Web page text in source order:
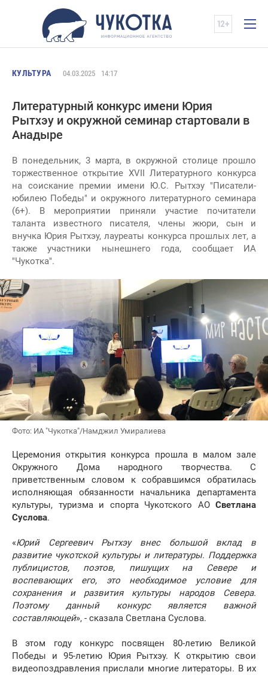
КУЛЬТУРА 04.03.2025 14:17
Литературный конкурс имени Юрия
Рытхэу и окружной семинар стартовали в
Анадыре
В понедельник, 3 марта, в окружной столице прошло
торжественное открытие XVII Литературного конкурса
на соискание премии имени Ю.С. Рытхэу "Писатели-
юбилею Победы" и окружного литературного семинара
(6+). В мероприятии приняли участие почитатели
таланта известного писателя, члены жюри, сын и
внучка Юрия Рытхэу, лауреаты конкурса прошлых лет, а
также участники нынешнего года, сообщает ИА
"Чукотка".
Фото: ИА "Чукотка"/Намджил Умиралиева
Церемония открытия конкурса прошла в малом зале
Окружного Дома народного творчества. С
приветственным словом к собравшимся обратилась
исполняющая обязанности начальника департамента
культуры, туризма и спорта Чукотского АО Светлана
Суслова.
«Юрий Сергеевич Рытхэу внес большой вклад в
развитие чукотской культуры и литературы. Поддержка
публицистов, поэтов, пишущих на Севере и
воспевающих его, это необходимое условие для
сохранения и развития культуры народов Севера.
Поэтому данный конкурс является важной
составляющей», - сказала Светлана Суслова.
В этом году конкурс посвящен 80-летию Великой
Победы и 95-летию Юрия Рытхэу. К открытию свои
видеопоздравления прислали многие литераторы. В их